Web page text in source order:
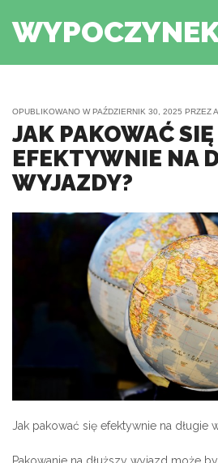
OPUBLIKOWANO WPAŹDZIERNIK 30, 2025 PRZEZ
JAK PAKOWAĆ SIĘ
EFEKTYWNIE NA
WYJAZDY?
Jak pakować się efektywnie na długie